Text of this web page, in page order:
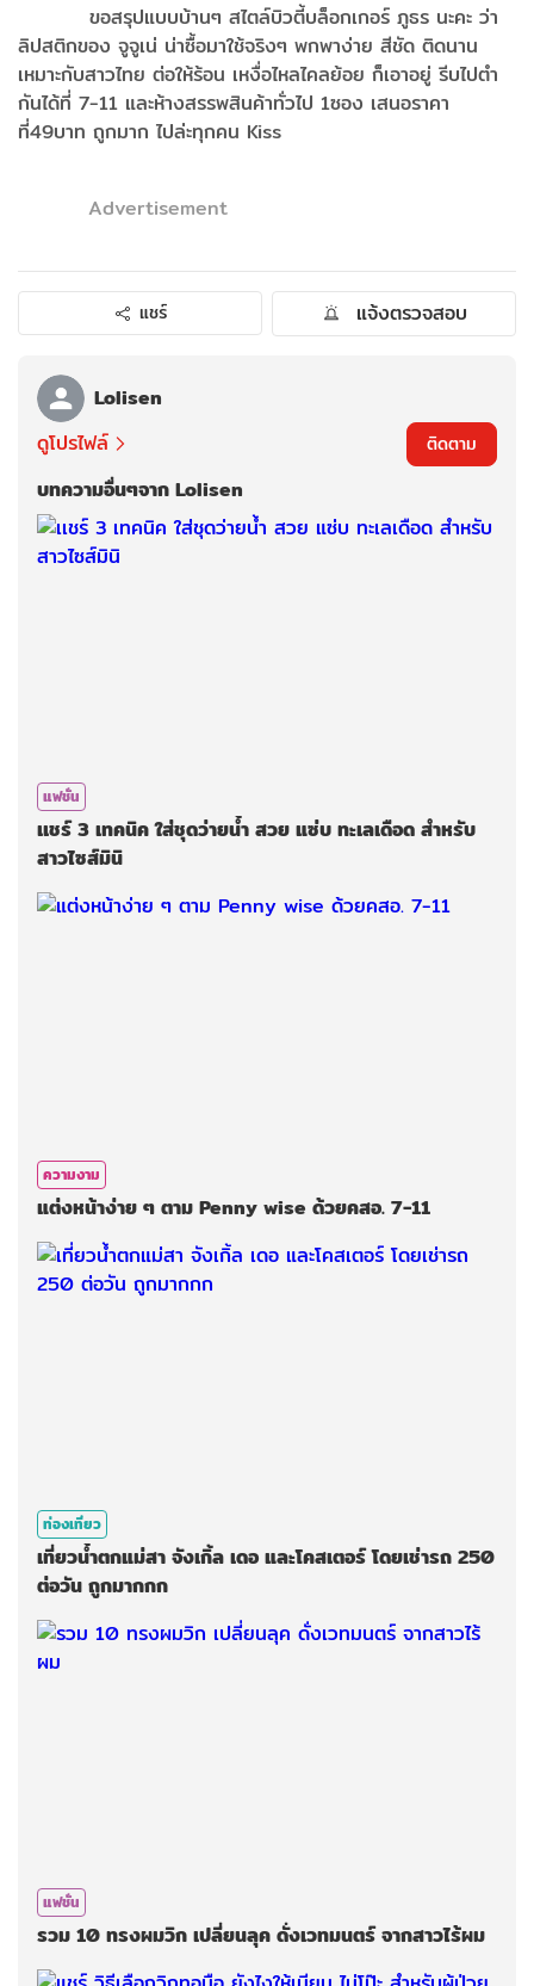
ขอสรุปแบบบ้านๆ สไตล์บิวตี้บล็อกเกอร์ ภูธร นะคะ ว่า
ลิปสติกของ จูจูเน่ น่าซื้อมาใช้จริงๆ พกพาง่าย สีชัด ติดนาน
เหมาะกับสาวไทย ต่อให้ร้อน เหงื่อไหลไคลย้อย ก็เอาอยู่ รีบไปตำ
กันได้ที่ 7-11 และห้างสรรพสินค้าทั่วไป 1ซอง เสนอราคา
ที่49บาท ถูกมาก ไปล่ะทุกคน Kiss
Advertisement
แชร์ แจ้งตรวจสอบ
Lolisen
ดูโปรไฟล์
ติดตาม
บทความอื่นๆจาก Lolisen
แฟชั่น
เเชร์ 3 เทคนิค ใส่ชุดว่ายน้ำ สวย แซ่บ ทะเลเดือด สำหรับ
สาวไซส์มินิ
ความงาม
แต่งหน้าง่าย ๆ ตาม Penny wise ด้วยคสอ. 7-11
ท่องเที่ยว
เที่ยวน้ำตกแม่สา จังเกิ้ล เดอ และโคสเตอร์ โดยเช่ารถ 250
ต่อวัน ถูกมากกก
แฟชั่น
รวม 10 ทรงผมวิก เปลี่ยนลุค ดั่งเวทมนตร์ จากสาวไร้ผม